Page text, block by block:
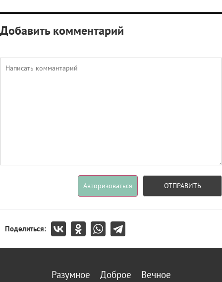
Добавить комментарий
Авторизоваться ОТПРАВИТЬ
Поделиться:
Разумное Доброе Вечное